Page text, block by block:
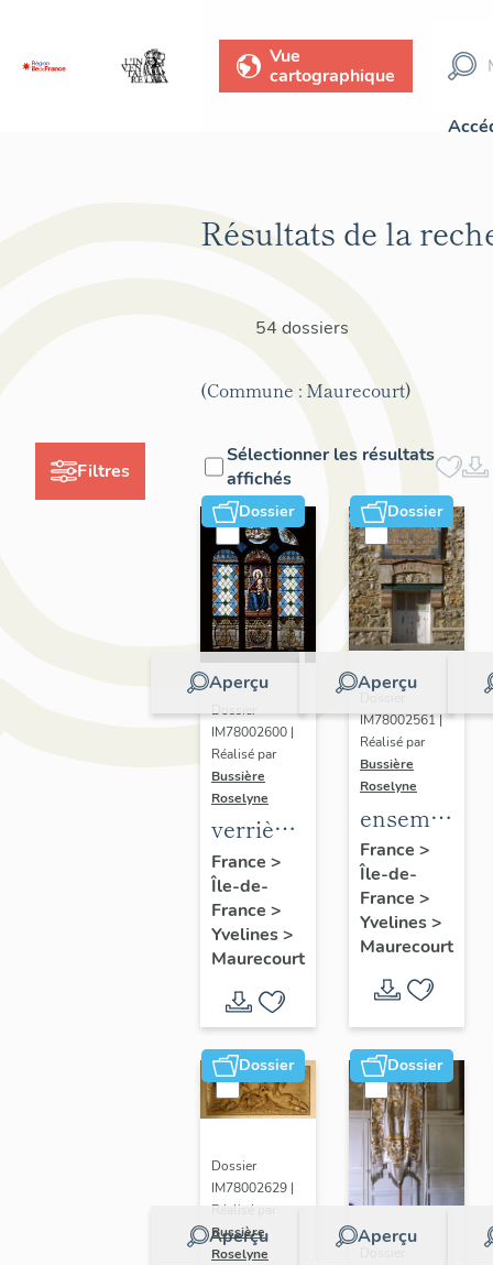
Vue
cartographique
Filtres
Résultats de la
54 dossiers
(Commune : Maurecourt)
Sélectionner les résultats
affichés
Dossier
Aperçu
Dossier
IM78002600 |
Réalisé par
Bussière
Roselyne
verrières
(7)
France >
Île-de-
France >
Yvelines>
Maurecourt
Dossier
Aperçu
IM78002561 |
Réalisé par
Bussière
Roselyne
ensemble
de 2
plaques
des
instituteurs
de Seine
et Oise
France >
Île-de-
France >
Yvelines>
Maurecourt
Dossier
Aperçu
Dossier
IM78002629 |
Réalisé par
Bussière
Roselyne
Dossier
Aperçu